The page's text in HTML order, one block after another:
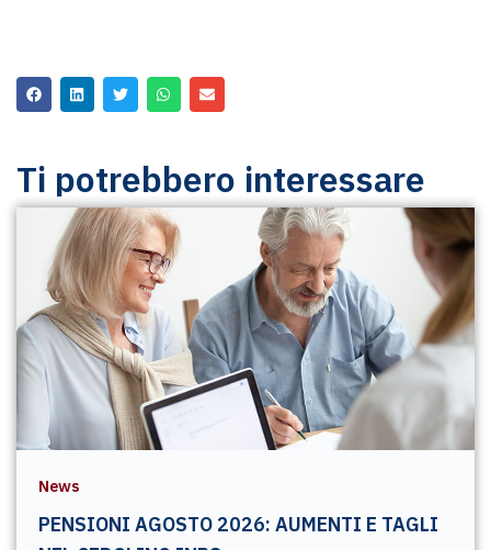
Ti potrebbero interessare
News
PENSIONI AGOSTO 2026: AUMENTI E TAGLI